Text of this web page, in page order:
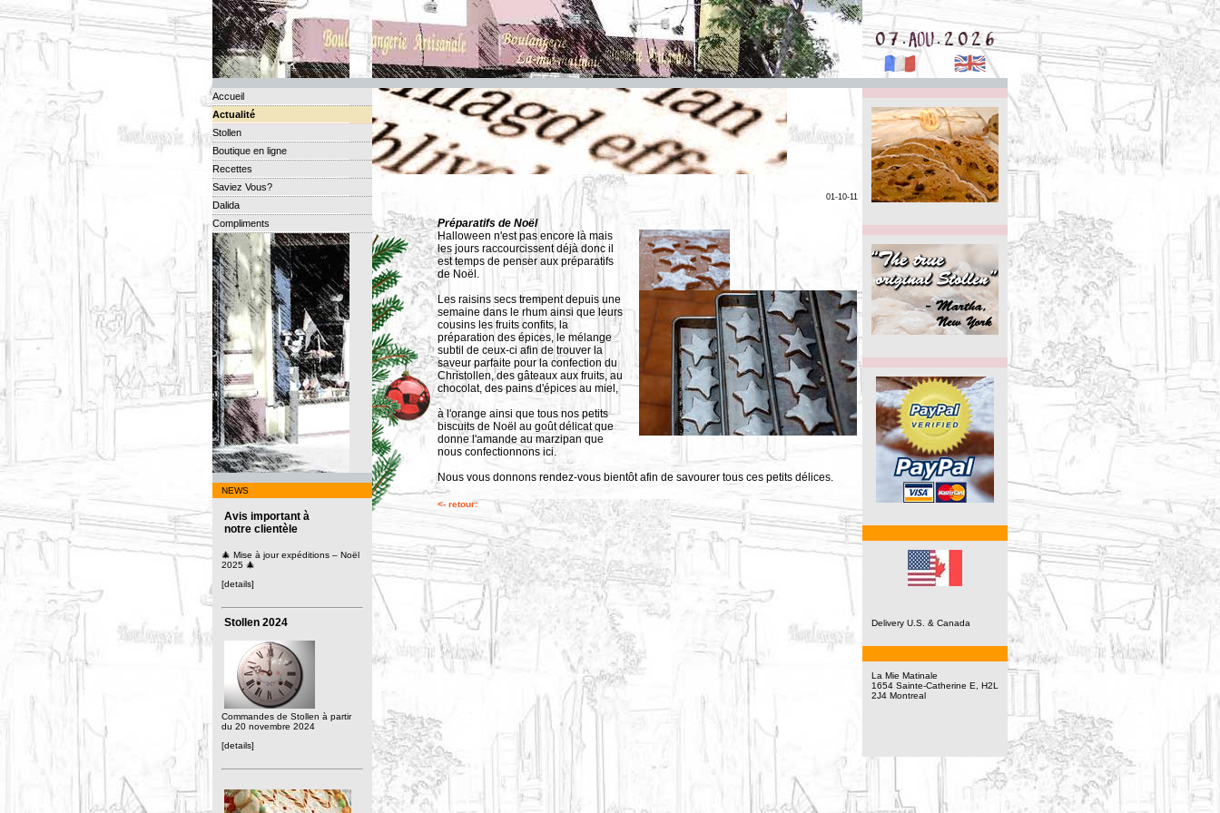
. .
Accueil
Actualité
Stollen
Boutique en ligne
Recettes
Saviez Vous?
Dalida
Compliments
NEWS
Avis important à
notre clientèle
🎄 Mise à jour expéditions – Noël
2025 🎄
[details]
Stollen 2024
Commandes de Stollen à partir
du 20 novembre 2024
[details]
01-10-11
Préparatifs de Noël
Halloween n'est pas encore là mais
les jours raccourcissent déjà donc il
est temps de penser aux préparatifs
de Noël.
Les raisins secs trempent depuis une
semaine dans le rhum ainsi que leurs
cousins les fruits confits, la
préparation des épices, le mélange
subtil de ceux-ci afin de trouver la
saveur parfaite pour la confection du
Christollen, des gâteaux aux fruits, au
chocolat, des pains d'épices au miel,
à l'orange ainsi que tous nos petits
biscuits de Noël au goût délicat que
donne l'amande au marzipan que
nous confectionnons ici.
Nous vous donnons rendez-vous bientôt afin de savourer tous ces petits délices.
<- retour:
Delivery U.S. & Canada
La Mie Matinale
1654 Sainte-Catherine E, H2L
2J4 Montreal